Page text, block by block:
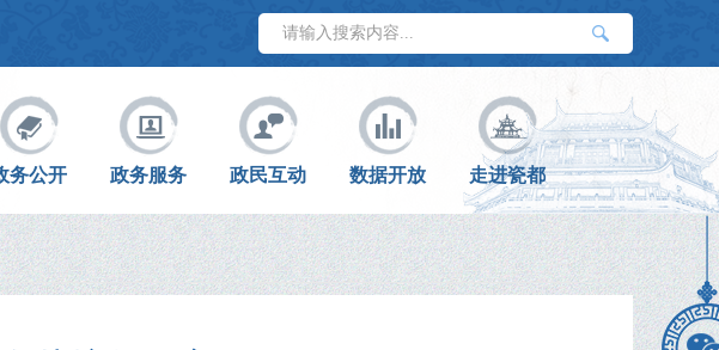
务公开 政务服务 政民互动 数据开放 走进瓷都